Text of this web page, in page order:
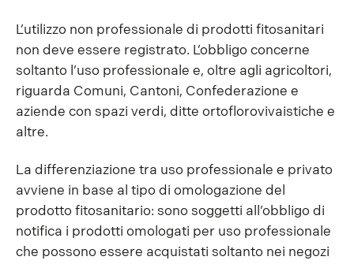
L’utilizzo non professionale di prodotti fitosanitari
non deve essere registrato. L’obbligo concerne
soltanto l’uso professionale e, oltre agli agricoltori,
riguarda Comuni, Cantoni, Confederazione e
aziende con spazi verdi, ditte ortoflorovivaistiche e
altre.
La differenziazione tra uso professionale e privato
avviene in base al tipo di omologazione del
prodotto fitosanitario: sono soggetti all’obbligo di
notifica i prodotti omologati per uso professionale
che possono essere acquistati soltanto nei negozi